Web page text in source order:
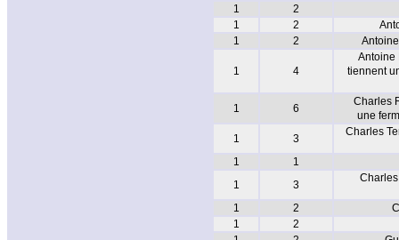
1
2
1
2
1
2
1 4
Antoine
tiennent
1 6
Charles
une
1
3
Charles
1
1
1
3
1 2
1
2